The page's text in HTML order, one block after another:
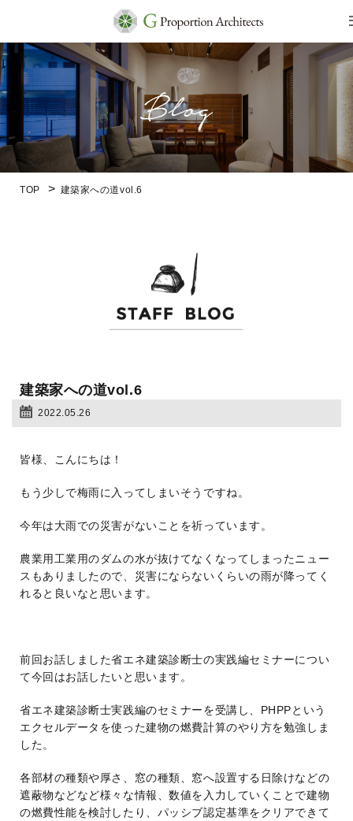
TOP 建築家への道vol.6
建築家への道vol.6
2022.05.26
皆様、こんにちは！
もう少しで梅雨に入ってしまいそうですね。
今年は大雨での災害がないことを祈っています。
農業用工業用のダムの水が抜けてなくなってしまったニュー
スもありましたので、災害にならないくらいの雨が降ってく
れると良いなと思います。
前回お話しました省エネ建築診断士の実践編セミナーについ
て今回はお話したいと思います。
省エネ建築診断士実践編のセミナーを受講し、PHPPという
エクセルデータを使った建物の燃費計算のやり方を勉強しま
した。
各部材の種類や厚さ、窓の種類、窓へ設置する日除けなどの
遮蔽物などなど様々な情報、数値を入力していくことで建物
の燃費性能を検討したり、パッシブ認定基準をクリアできて